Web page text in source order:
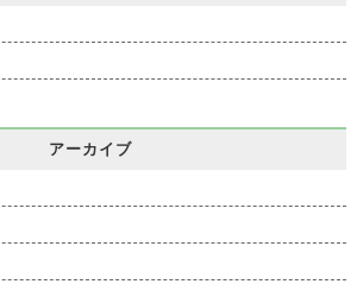
アーカイブ